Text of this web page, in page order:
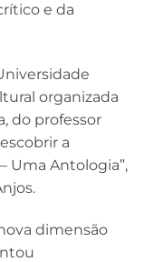
e da
organizada
do professor
a
Uma Antologia”,
dimensão